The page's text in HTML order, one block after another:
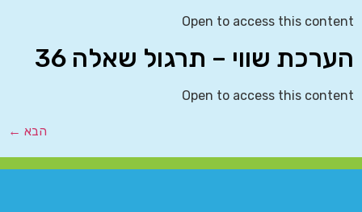
Open to access this content
הערכת שווי – תרגול שאלה 36
Open to access this content
הבא ←